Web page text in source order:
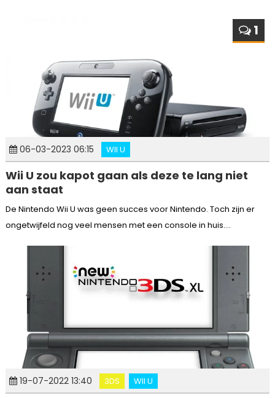
1
06-03-2023 06:15 WII U
Wii U zou kapot gaan als deze te lang niet
aan staat
De Nintendo Wii U was geen succes voor Nintendo. Toch zijn er
ongetwijfeld nog veel mensen met een console in huis....
19-07-2022 13:40 3DS WII U